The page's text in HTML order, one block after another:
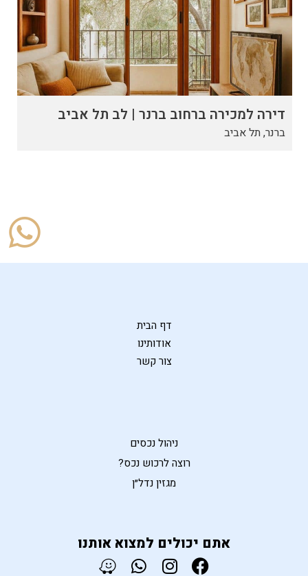
דירה למכירה ברחוב ברנר | לב תל אביב
ברנר, תל אביב
דף הבית
אודותינו
צור קשר
ניהול נכסים
רוצה לרכוש נכס?
מגזין נדל״ן
אתם יכולים למצוא אותנו